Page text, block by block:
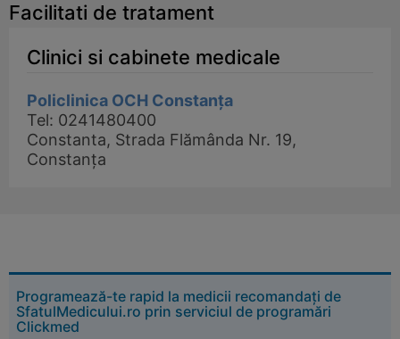
Facilitati de tratament
Clinici si cabinete medicale
Policlinica OCH Constanța
Tel: 0241480400
Constanta, Strada Flămânda Nr. 19,
Constanța
Programează-te rapid la medicii recomandați de
SfatulMedicului.ro prin serviciul de programări
Clickmed